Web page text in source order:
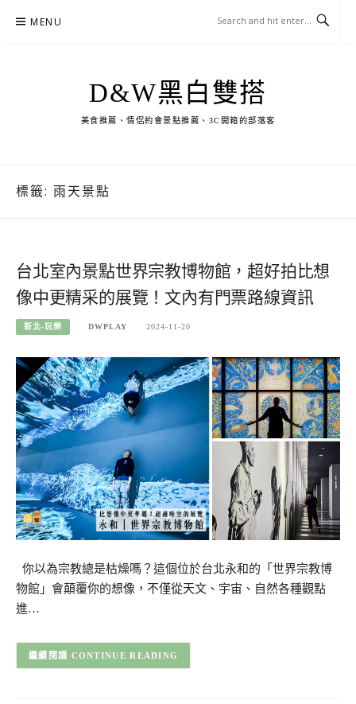
MENU
D&W黑白雙搭
美食推薦、情侶約會景點推薦、3C開箱的部落客
標籤: 雨天景點
台北室內景點世界宗教博物館，超好拍比想
像中更精采的展覽！文內有門票路線資訊
新北-玩樂 DWPLAY 2024-11-20
你以為宗教總是枯燥嗎？這個位於台北永和的「世界宗教博
物館」會顛覆你的想像，不僅從天文、宇宙、自然各種觀點
進…
CONTINUE READING